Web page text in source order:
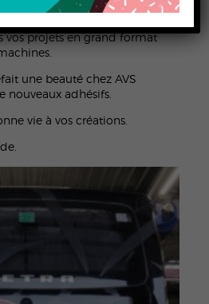
vos projets en grand format
une beauté chez AVS
adhésifs.
vie à vos créations.